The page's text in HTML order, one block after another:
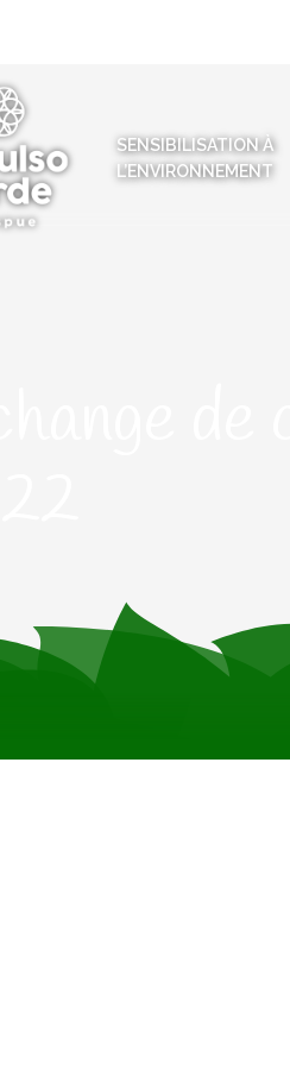
SENSIBILISATION À
L’ENVIRONNEMENT